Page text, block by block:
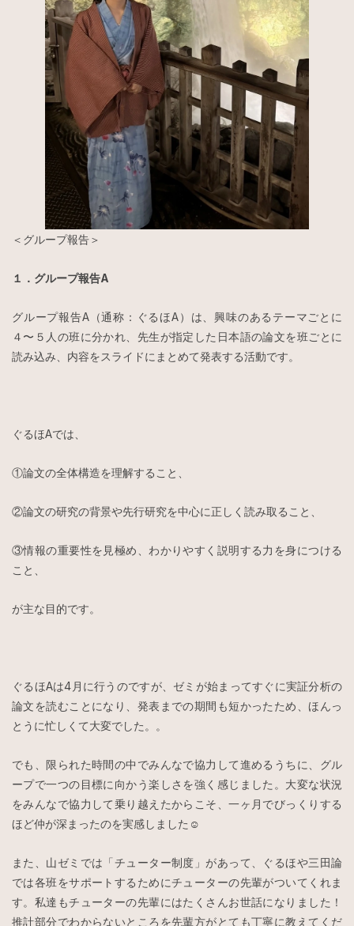
＜グループ報告＞
１．グループ報告A
グループ報告A（通称：ぐるほA）は、興味のあるテーマごとに
４〜５人の班に分かれ、先生が指定した日本語の論文を班ごとに
読み込み、内容をスライドにまとめて発表する活動です。
ぐるほAでは、
①論文の全体構造を理解すること、
②論文の研究の背景や先行研究を中心に正しく読み取ること、
③情報の重要性を見極め、わかりやすく説明する力を身につける
こと、
が主な目的です。
ぐるほAは4月に行うのですが、ゼミが始まってすぐに実証分析の
論文を読むことになり、発表までの期間も短かったため、ほんっ
とうに忙しくて大変でした。。
でも、限られた時間の中でみんなで協力して進めるうちに、グル
ープで一つの目標に向かう楽しさを強く感じました。大変な状況
をみんなで協力して乗り越えたからこそ、一ヶ月でびっくりする
ほど仲が深まったのを実感しました☺️
また、山ゼミでは「チューター制度」があって、ぐるほや三田論
では各班をサポートするためにチューターの先輩がついてくれま
す。私達もチューターの先輩にはたくさんお世話になりました！
推計部分でわからないところを先輩方がとても丁寧に教えてくだ